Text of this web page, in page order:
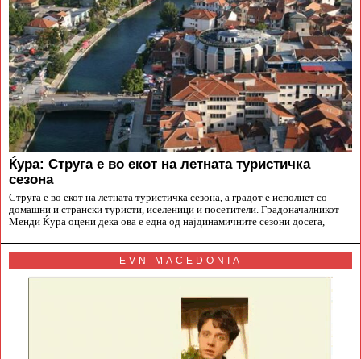
Ќура: Струга е во екот на летната туристичка
сезона
Струга е во екот на летната туристичка сезона, а градот е исполнет со
домашни и странски туристи, иселеници и посетители. Градоначалникот
Менди Ќура оцени дека ова е една од најдинамичните сезони досега,
EVN MACEDONIA